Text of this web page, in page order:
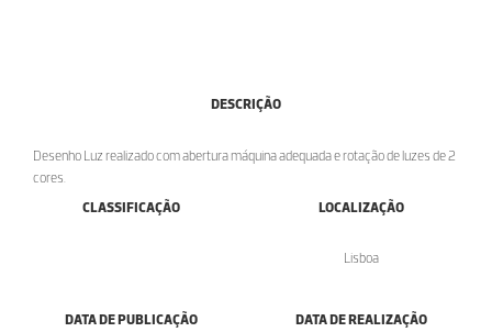
DESCRIÇÃO
Desenho Luz realizado com abertura máquina adequada e rotação de luzes de 2
cores.
CLASSIFICAÇÃO
LOCALIZAÇÃO
Lisboa
DATA DE PUBLICAÇÃO DATA DE REALIZAÇÃO